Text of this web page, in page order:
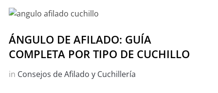
ÁNGULO DE AFILADO: GUÍA
COMPLETA POR TIPO DE CUCHILLO
in Consejos de Afilado y Cuchillería